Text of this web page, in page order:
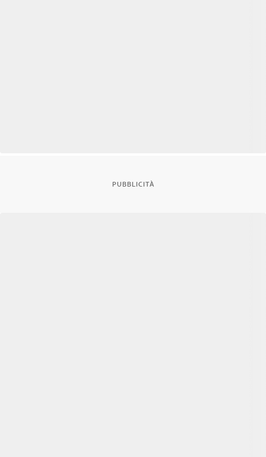
PUBBLICITÀ